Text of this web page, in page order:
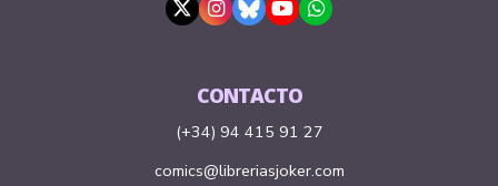
CONTACTO
(+34) 94 415 91 27
comics@libreriasjoker.com